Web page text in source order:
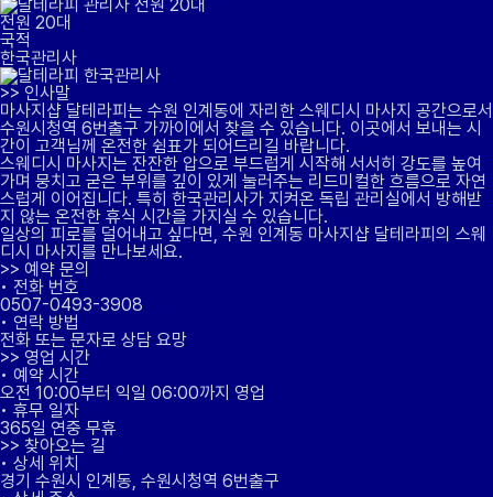
전원 20대
국적
한국관리사
>> 인사말
마사지샵 달테라피는 수원 인계동에 자리한 스웨디시 마사지 공간으로서
수원시청역 6번출구 가까이에서 찾을 수 있습니다. 이곳에서 보내는 시
간이 고객님께 온전한 쉼표가 되어드리길 바랍니다.
스웨디시 마사지는 잔잔한 압으로 부드럽게 시작해 서서히 강도를 높여
가며 뭉치고 굳은 부위를 깊이 있게 눌러주는 리드미컬한 흐름으로 자연
스럽게 이어집니다. 특히 한국관리사가 지켜온 독립 관리실에서 방해받
지 않는 온전한 휴식 시간을 가지실 수 있습니다.
일상의 피로를 덜어내고 싶다면, 수원 인계동 마사지샵 달테라피의 스웨
디시 마사지를 만나보세요.
>> 예약 문의
• 전화 번호
0507-0493-3908
• 연락 방법
전화 또는 문자로 상담 요망
>> 영업 시간
• 예약 시간
오전 10:00부터 익일 06:00까지 영업
• 휴무 일자
365일 연중 무휴
>> 찾아오는 길
• 상세 위치
경기 수원시 인계동, 수원시청역 6번출구